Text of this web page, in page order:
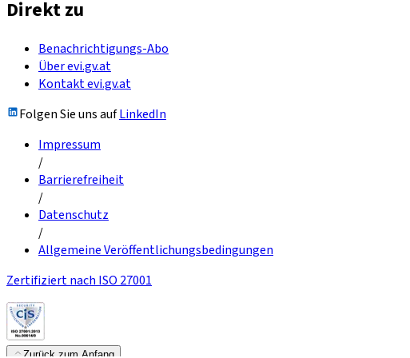
Direkt zu
Benachrichtigungs-Abo
Über evi.gv.at
Kontakt evi.gv.at
Folgen Sie uns aufLinkedIn
Impressum
/
Barrierefreiheit
/
Datenschutz
/
Allgemeine Veröffentlichungsbedingungen
Zertifiziert nach ISO 27001
Zurück zum Anfang